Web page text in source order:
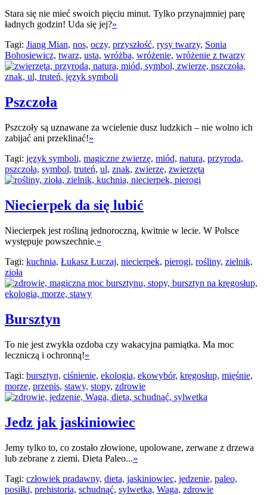
Stara się nie mieć swoich pięciu minut. Tylko przynajmniej parę
ładnych godzin! Uda się jej?»
Tagi: Jiang Mian, nos, oczy, przyszłość, rysy twarzy, Sonia
Bohosiewicz, twarz, usta, wróżba, wróżenie, wróżenie z twarzy
Pszczoła
Pszczoły są uznawane za wcielenie dusz ludzkich – nie wolno ich
zabijać ani przeklinać!»
Tagi: język symboli, magiczne zwierzę, miód, natura, przyroda,
pszczoła, symbol, truteń, ul, znak, zwierzę, zwierzęta
Niecierpek da się lubić
Niecierpek jest rośliną jednoroczną, kwitnie w lecie. W Polsce
występuje powszechnie.»
Tagi: kuchnia, Łukasz Łuczaj, niecierpek, pierogi, rośliny, zielnik,
zioła
Bursztyn
To nie jest zwykła ozdoba czy wakacyjna pamiątka. Ma moc
leczniczą i ochronną!»
Tagi: bursztyn, ciśnienie, ekologia, ekowybór, kręgosłup, mięśnie,
morze, przepis, stawy, stopy, zdrowie
Jedz jak jaskiniowiec
Jemy tylko to, co zostało złowione, upolowane, zerwane z drzewa
lub zebrane z ziemi. Dieta Paleo...»
Tagi: człowiek pradawny, dieta, jaskiniowiec, jedzenie, paleo,
posiłki, prehistoria, schudnąć, sylwetka, Waga, zdrowie